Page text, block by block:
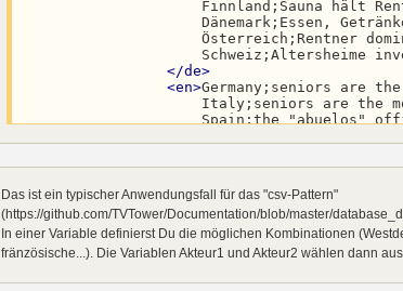
Finnland;Sauna hält
Dänemark;Essen,
Österreich;Rentner
Schweiz;Altersheime
</de>
<en>Germany;seniors are
Italy;seniors are the
Spain;the "abuelos"
France;seniors are the
Japan;mornings in the
Poland;senior discos
Sweden;senior hiking
Norway;pensioners buy
Finland;saunas keep
Denmark;eating,
Austria;seniors
Switzerland;nursing
</en>
Das ist ein typischer Anwendungsfall für das "csv-Pattern"
(https://github.com/TVTower/Documentation/blob/master/
In einer Variable definierst Du die möglichen Kombinationen
fränzösische...). Die Variablen Akteur1 und Akteur2 wählen dann